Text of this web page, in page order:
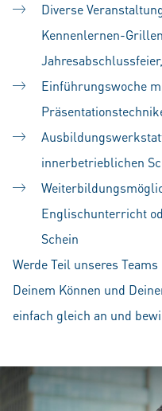
Diverse
Kennenlernen-
Einführungswoche
innerbetrieblichen
Englischunterricht
Schein
Werde Teil unseres
Deinem Können und
einfach gleich an und